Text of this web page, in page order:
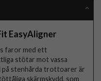
EasyAligner
faror med ett
stötar mot vassa
på stenhårda trottoarer är
skärmskydd, som